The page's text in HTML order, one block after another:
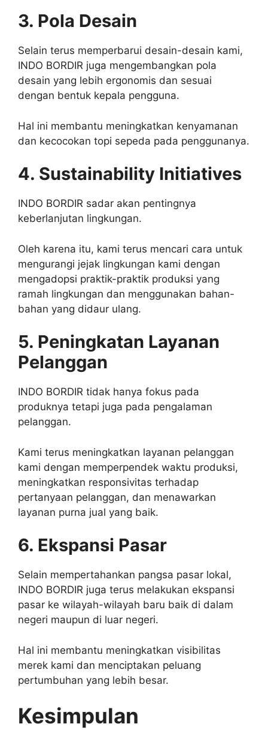
3. Pola Desain
Selain terus memperbarui desain-desain kami,
INDO BORDIR juga mengembangkan pola
desain yang lebih ergonomis dan sesuai
dengan bentuk kepala pengguna.
Hal ini membantu meningkatkan kenyamanan
dan kecocokan topi sepeda pada penggunanya.
4. Sustainability Initiatives
INDO BORDIR sadar akan pentingnya
keberlanjutan lingkungan.
Oleh karena itu, kami terus mencari cara untuk
mengurangi jejak lingkungan kami dengan
mengadopsi praktik-praktik produksi yang
ramah lingkungan dan menggunakan bahan-
bahan yang didaur ulang.
5. Peningkatan Layanan
Pelanggan
INDO BORDIR tidak hanya fokus pada
produknya tetapi juga pada pengalaman
pelanggan.
Kami terus meningkatkan layanan pelanggan
kami dengan memperpendek waktu produksi,
meningkatkan responsivitas terhadap
pertanyaan pelanggan, dan menawarkan
layanan purna jual yang baik.
6. Ekspansi Pasar
Selain mempertahankan pangsa pasar lokal,
INDO BORDIR juga terus melakukan ekspansi
pasar ke wilayah-wilayah baru baik di dalam
negeri maupun di luar negeri.
Hal ini membantu meningkatkan visibilitas
merek kami dan menciptakan peluang
pertumbuhan yang lebih besar.
Kesimpulan